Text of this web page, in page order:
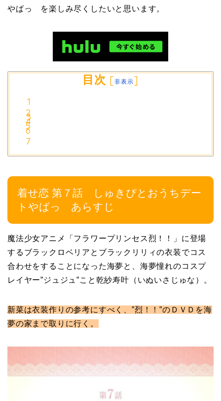
やばっ を楽しみ尽くしたいと思います。
目次 [非表示]
着せ恋 第７話 しゅきぴとおうちデー
トやばっ あらすじ
魔法少女アニメ「フラワープリンセス烈！！」に登場
するブラックロベリアとブラックリリィの衣装でコス
合わせをすることになった海夢と、海夢憧れのコスプ
レイヤー”ジュジュ”こと乾紗寿叶（いぬいさじゅな）。
新菜は衣装作りの参考にすべく、”烈！！”のＤＶＤを海
夢の家まで取りに行く。